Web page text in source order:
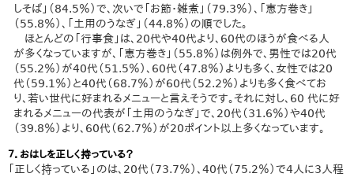
しそば」（84.5％）で、次いで「お節・雑煮」（79.3％）、「恵方巻き」
（55.8％）、「土用のうなぎ」（44.8％）の順でした。
ほとんどの「行事食」は、20代や40代より、60代のほうが食べる人
が多くなっていますが、「恵方巻き」（55.8％）は例外で、男性では20代
（55.2％）が40代（51.5％）、60代（47.8％）よりも多く、女性では20
代（59.1％）と40代（68.7％）が60代（52.2％）よりも多く食べてお
り、若い世代に好まれるメニューと言えそうです。それに対し、60 代に好
まれるメニューの代表が「土用のうなぎ」で、20代（31.6％）や40代
（39.8％）より、60代（62.7％）が20ポイント以上多くなっています。
７．おはしを正しく持っている？
「正しく持っている」のは、20代（73.7％）、40代（75.2％）で4人に3人程